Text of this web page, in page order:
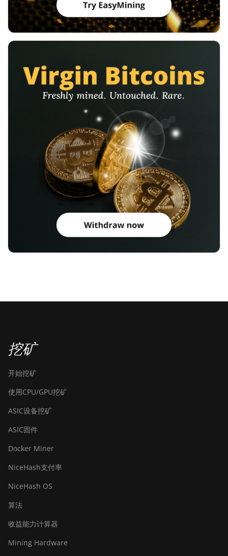
挖矿
开始挖矿
使用CPU/GPU挖矿
ASIC设备挖矿
ASIC固件
Docker Miner
NiceHash支付率
NiceHash OS
算法
收益能力计算器
Mining Hardware